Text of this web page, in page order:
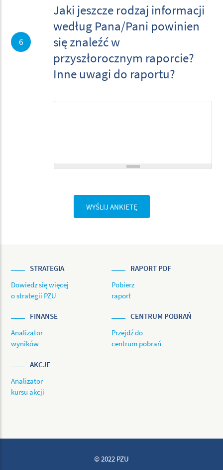
Jaki jeszcze rodzaj informacji według Pana/Pani powinien się znaleźć w
przyszłorocznym raporcie? Inne uwagi do raportu?*
6
Jaki jeszcze rodzaj informacji
według Pana/Pani powinien
się znaleźć w
przyszłorocznym raporcie?
Inne uwagi do raportu?
STRATEGIA
Dowiedz się więcej
o strategii PZU
RAPORT PDF
Pobierz
raport
FINANSE
Analizator
wyników
CENTRUM POBRAŃ
Przejdź do
centrum pobrań
AKCJE
Analizator
kursu akcji
© 2022 PZU